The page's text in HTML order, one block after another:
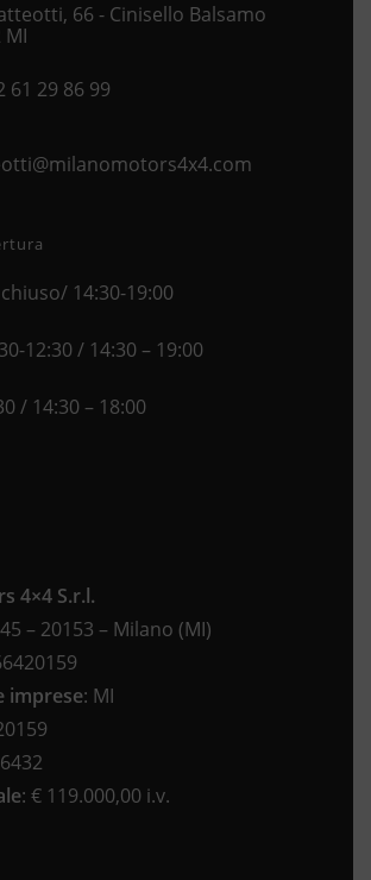
66 - Cinisello Balsamo
MI
61 29 86 99
Opens
14:30-19:00
12:30 / 14:30 – 19:00
/ 14:30 – 18:00
4×4 S.r.l.
– 20153 – Milano (MI)
imprese: MI
: € 119.000,00 i.v.